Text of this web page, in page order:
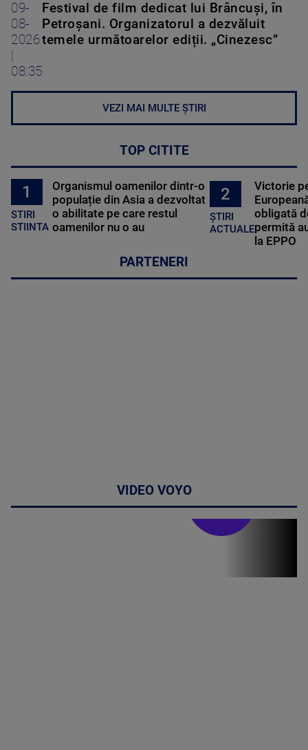
09-
08-
2026
08:35
Festival de film dedicat lui Brâncuși, în
Petroșani. Organizatorul a dezvăluit
temele următoarelor ediții. „Cinezesc”
VEZI MAI MULTE ȘTIRI
TOP CITITE
1
STIRI
STIINTA
Organismul oamenilor dintr-o
populație din Asia a dezvoltat
o abilitate pe care restul
oamenilor nu o au
2
ȘTIRI
ACTUALE
Victorie
obligată
permită
la EPPO
PARTENERI
VIDEO VOYO